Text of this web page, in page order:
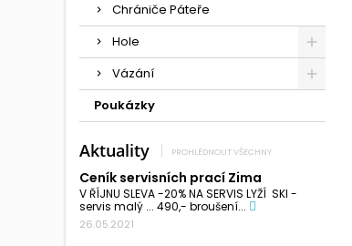
Chrániče Páteře
Hole
Vázání
Poukázky
Aktuality PROHLÉDNOUT VŠECHNY
Ceník servisních prací Zima
V ŘÍJNU SLEVA -20% NA SERVIS LYŽÍ SKI -
servis malý ... 490,- broušení...
26.05.2021